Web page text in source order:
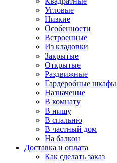
Угловые
Низкие
Особенности
Встроенные
Из кладовки
Закрытые
Открытые
Раздвижные
Гардеробные шкафы
Назначение
В комнату
В нишу
В спальню
В частный дом
На балкон
Доставка и оплата
Как сделать заказ